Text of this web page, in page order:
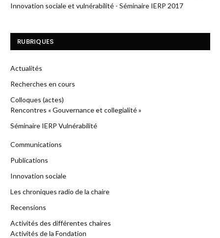
Innovation sociale et vulnérabilité - Séminaire IERP 2017
RUBRIQUES
Actualités
Recherches en cours
Colloques (actes)
Rencontres « Gouvernance et collegialité »
Séminaire IERP Vulnérabilité
Communications
Publications
Innovation sociale
Les chroniques radio de la chaire
Recensions
Activités des différentes chaires
Activités de la Fondation